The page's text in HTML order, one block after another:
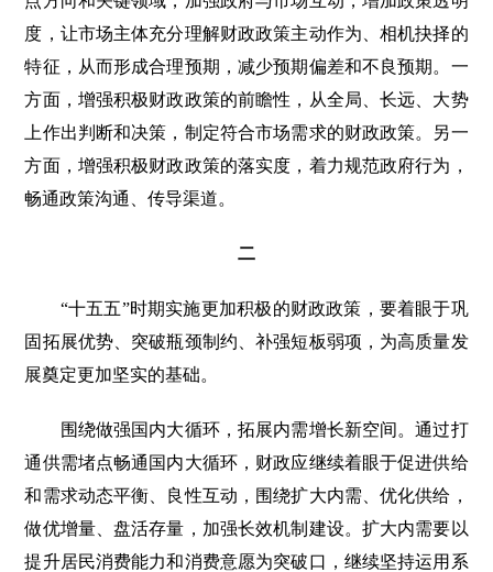
度，让市场主体充分理解财政政策主动作为、相机抉择的
特征，从而形成合理预期，减少预期偏差和不良预期。一
方面，增强积极财政政策的前瞻性，从全局、长远、大势
上作出判断和决策，制定符合市场需求的财政政策。另一
方面，增强积极财政政策的落实度，着力规范政府行为，
畅通政策沟通、传导渠道。
二
“十五五”时期实施更加积极的财政政策，要着眼于巩
固拓展优势、突破瓶颈制约、补强短板弱项，为高质量发
展奠定更加坚实的基础。
围绕做强国内大循环，拓展内需增长新空间。通过打
通供需堵点畅通国内大循环，财政应继续着眼于促进供给
和需求动态平衡、良性互动，围绕扩大内需、优化供给，
做优增量、盘活存量，加强长效机制建设。扩大内需要以
提升居民消费能力和消费意愿为突破口，继续坚持运用系